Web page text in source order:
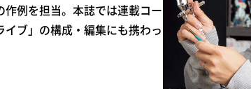
作例を担当。本誌では連載コー
イブ」の構成・編集にも携わっ